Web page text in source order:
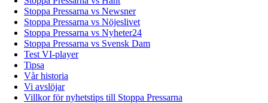
Stoppa Pressarna vs Newsner
Stoppa Pressarna vs Nöjeslivet
Stoppa Pressarna vs Nyheter24
Stoppa Pressarna vs Svensk Dam
Test VI-player
Tipsa
Vår historia
Vi avslöjar
Villkor för nyhetstips till Stoppa Pressarna